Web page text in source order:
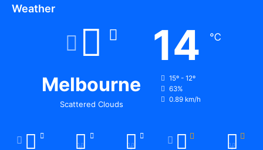
Weather
Melbourne
Scattered Clouds
14 ℃
15º - 12º
63%
0.89 km/h